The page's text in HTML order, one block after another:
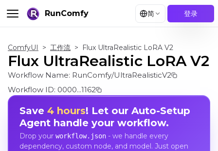
RunComfy 简 登录
ComfyUI > 工作流 > Flux UltraRealistic LoRA V2
Flux UltraRealistic LoRA V2
Workflow Name: RunComfy/UltraRealisticV2
Workflow ID: 0000...1162
Save 4 hours! Let our Auto-Setup
Agent handle your workflow.
Drop your workflow.json- we handle every
dependency, custom node, and model. Just open